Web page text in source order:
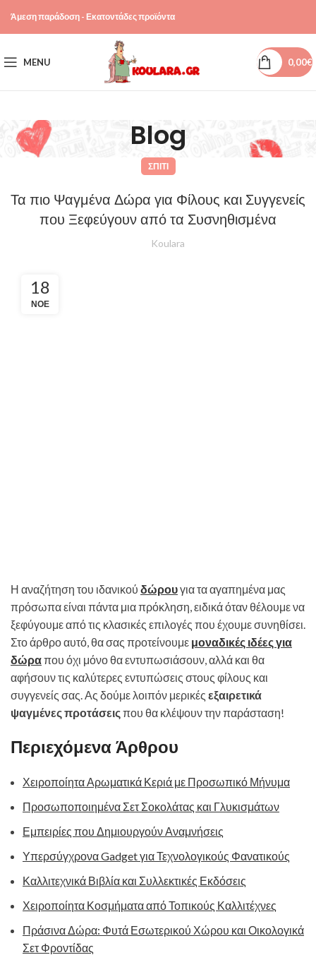
Άμεση παράδοση - Εκατοντάδες προϊόντα
MENU 0,00€
Blog
ΣΠΊΤΙ
Τα πιο Ψαγμένα Δώρα για Φίλους και Συγγενείς
που Ξεφεύγουν από τα Συσνηθισμένα
Koulara
18
ΝΟΈ
Η αναζήτηση του ιδανικού δώρουγια τα αγαπημένα μας
πρόσωπα είναι πάντα μια πρόκληση, ειδικά όταν θέλουμε να
ξεφύγουμε από τις κλασικές επιλογές που έχουμε συνηθίσει.
Στο άρθρο αυτό, θα σας προτείνουμε μοναδικές ιδέες για
δώραπου όχι μόνο θα εντυπωσιάσουν, αλλά και θα
αφήσουν τις καλύτερες εντυπώσεις στους φίλους και
συγγενείς σας. Ας δούμε λοιπόν μερικές εξαιρετικά
ψαγμένες προτάσειςπου θα κλέψουν την παράσταση!
Περιεχόμενα Άρθρου
Χειροποίητα Αρωματικά Κεριά με Προσωπικό Μήνυμα
Προσωποποιημένα Σετ Σοκολάτας και Γλυκισμάτων
Εμπειρίες που Δημιουργούν Αναμνήσεις
Υπερσύγχρονα Gadget για Τεχνολογικούς Φανατικούς
Καλλιτεχνικά Βιβλία και Συλλεκτικές Εκδόσεις
Χειροποίητα Κοσμήματα από Τοπικούς Καλλιτέχνες
Πράσινα Δώρα: Φυτά Εσωτερικού Χώρου και Οικολογικά
Σετ Φροντίδας